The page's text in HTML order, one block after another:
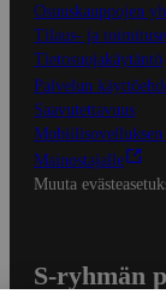
Osuuskauppojen
Tilaus- ja
Tietosuojakäytäntö
Palvelun
Saavutettavuus
Mobiilisovelluksen
Mainostajalle
Muuta
S-ryhmän